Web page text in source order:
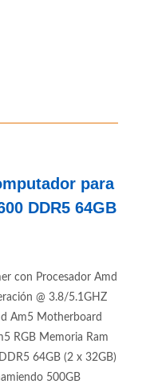
para
DDR5 64GB
con Procesador Amd
@ 3.8/5.1GHZ
Am5 Motherboard
RGB Memoria Ram
64GB (2 x 32GB)